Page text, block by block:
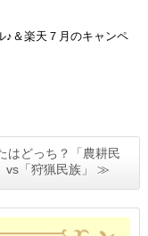
♪＆楽天７月のキャンペ
はどっち？「農耕民
vs「狩猟民族」 ≫